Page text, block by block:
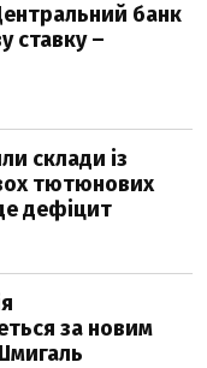
банк
ставку –
склади із
тютюнових
дефіцит
за новим